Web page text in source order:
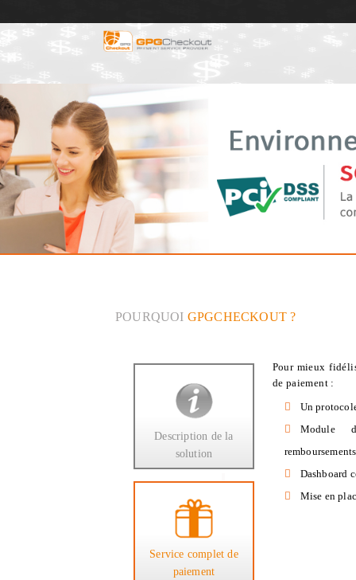
POURQUOI GPGCHECKOUT ?
Description de la
solution
Service complet de
paiement
Pour mieux
de paiement :
Un
Module
Dashboard
Mise en